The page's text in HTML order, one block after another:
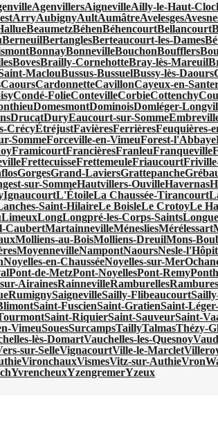
AgenvillersAignevilleAilly-le-Haut-
ArryAubignyAultAumâtreAvelesges
BeaumetzBéhenBéhencourtBellancourt
BerneuilBertanglesBerteaucourt-les-Dames
BonnayBonnevilleBouchonBoufflers
BovesBrailly-CornehotteBray-lès-Mareuil
MaclouBussus-BussuelBussy-lès-Daours
CaoursCardonnetteCavillonCayeux-en-
Condé-FolieContevilleCorbieCottenchy
DomesmontDominoisDomléger-
DrucatDuryEaucourt-sur-Somme
CrécyÉtréjustFavièresFerrièresFeuquières-
SommeForceville-en-VimeuForest-l'Abbaye
FramicourtFrancièresFranleuFranqueville
FrettecuisseFrettemeuleFriaucourt
GorgesGrand-LaviersGrattepanche
sur-SommeHautvillers-OuvilleHavernas
IgnaucourtL'ÉtoileLa Chaussée-Tirancourt
Saint-HilaireLe BoisleLe CrotoyLe
LimeuxLongLongpré-les-Corps-Saints
CaubertMartainnevilleMénesliesMérélessart
Molliens-au-BoisMolliens-DreuilMons-
MoyennevilleNampontNaoursNesle-
Noyelles-en-ChausséeNoyelles-sur-Mer
Pont-de-MetzPont-NoyellesPont-Remy
AirainesRainnevilleRamburelles
RumignySaignevilleSailly-Flibeaucourt
Saint-FuscienSaint-GratienSaint-
Saint-RiquierSaint-SauveurSaint-
VimeuSouesSurcampsTaillyTalmasThézy-
lès-DomartVauchelles-les-Quesnoy
sur-SelleVignacourtVille-le-Marclet
VironchauxVismesVitz-sur-AuthieVron
YvrencheuxYzengremerYzeux